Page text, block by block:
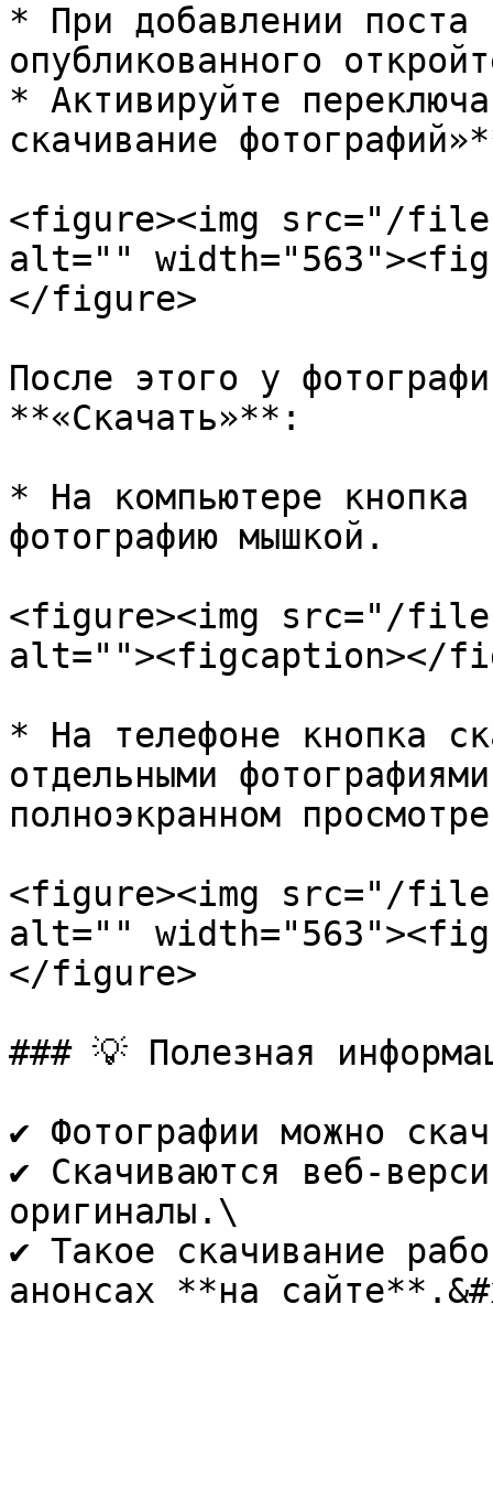
* При добавлении поста
опубликованного
* Активируйте
скачивание
<figure><img src="/files/
alt=""
</figure>
После этого у
**«Скачать»**:
* На компьютере кнопка
фотографию мышкой.
<figure><img src="/files/
alt=""><figcaption></
* На телефоне кнопка
отдельными
полноэкранном
<figure><img src="/
alt=""
</figure>
### 💡 Полезная
✔ Фотографии можно
✔ Скачиваются веб-
оригиналы.\
✔ Такое скачивание